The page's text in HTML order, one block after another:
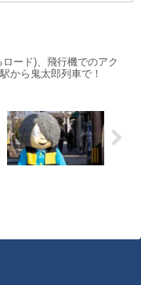
ード)、飛行機でのアク
から鬼太郎列車で！